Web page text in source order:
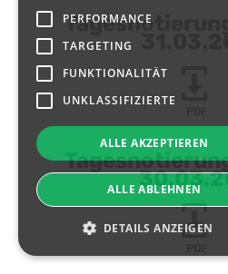
PERFORMANCE
TARGETING
FUNKTIONALITÄT
UNKLASSIFIZIERTE
ALLE AKZEPTIEREN
ALLE ABLEHNEN
DETAILS ANZEIGEN